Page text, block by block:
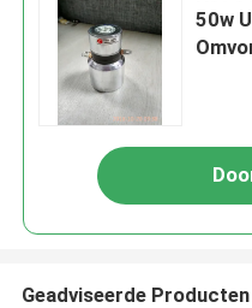
50w
Geadviseerde Producten